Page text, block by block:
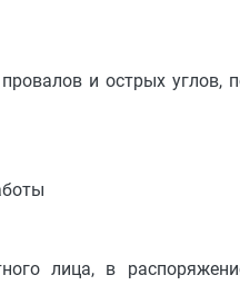
и острых углов,
лица, в